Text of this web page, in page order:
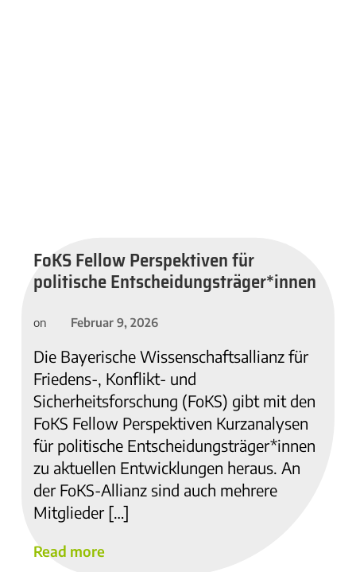
FoKS Fellow Perspektiven für
politische Entscheidungsträger*innen
on Februar 9, 2026
Die Bayerische Wissenschaftsallianz für
Friedens-, Konflikt- und
Sicherheitsforschung (FoKS) gibt mit den
FoKS Fellow Perspektiven Kurzanalysen
für politische Entscheidungsträger*innen
zu aktuellen Entwicklungen heraus. An
der FoKS-Allianz sind auch mehrere
Mitglieder […]
Read more